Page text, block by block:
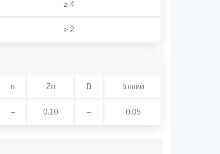
≥ 4
≥ 2
в Zn В Інший
– 0.10 – 0.05